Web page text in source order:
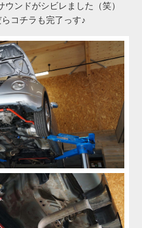
ンドがシビレました（笑）
コチラも完了っす♪